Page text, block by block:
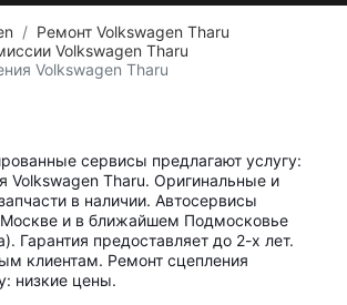
Ремонт Volkswagen Tharu
Volkswagen Tharu
Volkswagen Tharu
сервисы предлагают услугу:
Volkswagen Tharu. Оригинальные и
в наличии. Автосервисы
Москве и в ближайшем Подмосковье
Гарантия предоставляет до 2-х лет.
клиентам. Ремонт сцепления
низкие цены.